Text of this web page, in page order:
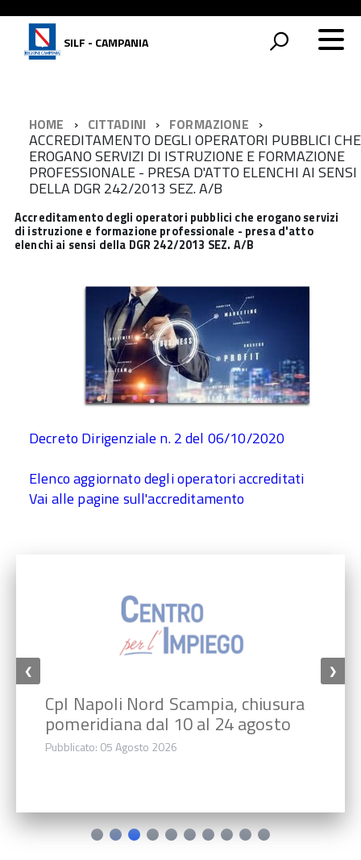
SILF - CAMPANIA
HOME CITTADINI FORMAZIONE
ACCREDITAMENTO DEGLI OPERATORI PUBBLICI CHE
EROGANO SERVIZI DI ISTRUZIONE E FORMAZIONE
PROFESSIONALE - PRESA D'ATTO ELENCHI AI SENSI
DELLA DGR 242/2013 SEZ. A/B
Accreditamento degli operatori pubblici che erogano servizi
di istruzione e formazione professionale - presa d'atto
elenchi ai sensi della DGR 242/2013 SEZ. A/B
Decreto Dirigenziale n. 2 del 06/10/2020
Elenco aggiornato degli operatori accreditati
Vai alle pagine sull'accreditamento
CpI Napoli Nord Scampia, chiusura
pomeridiana dal 10 al 24 agosto
Pubblicato: 05 Agosto 2026
❮ ❯